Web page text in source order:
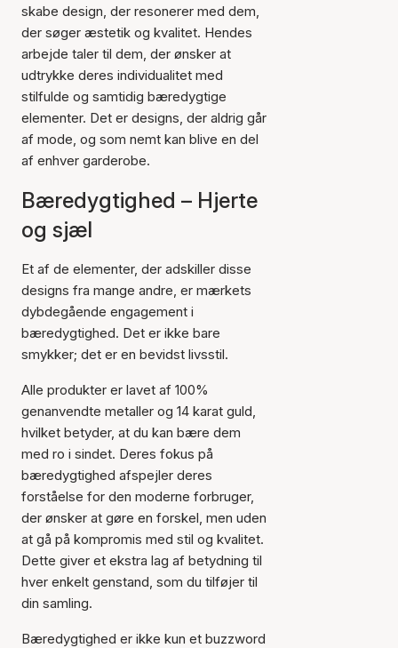
skabe design, der resonerer med dem,
der søger æstetik og kvalitet. Hendes
arbejde taler til dem, der ønsker at
udtrykke deres individualitet med
stilfulde og samtidig bæredygtige
elementer. Det er designs, der aldrig går
af mode, og som nemt kan blive en del
af enhver garderobe.
Bæredygtighed – Hjerte
og sjæl
Et af de elementer, der adskiller disse
designs fra mange andre, er mærkets
dybdegående engagement i
bæredygtighed. Det er ikke bare
smykker; det er en bevidst livsstil.
Alle produkter er lavet af 100%
genanvendte metaller og 14 karat guld,
hvilket betyder, at du kan bære dem
med ro i sindet. Deres fokus på
bæredygtighed afspejler deres
forståelse for den moderne forbruger,
der ønsker at gøre en forskel, men uden
at gå på kompromis med stil og kvalitet.
Dette giver et ekstra lag af betydning til
hver enkelt genstand, som du tilføjer til
din samling.
Bæredygtighed er ikke kun et buzzword